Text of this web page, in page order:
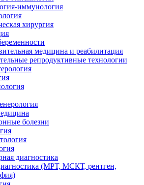
иммунология
хирургия
медицина и реабилитация
репродуктивные технологии
болезни
диагностика
(МРТ, МСКТ, рентген,